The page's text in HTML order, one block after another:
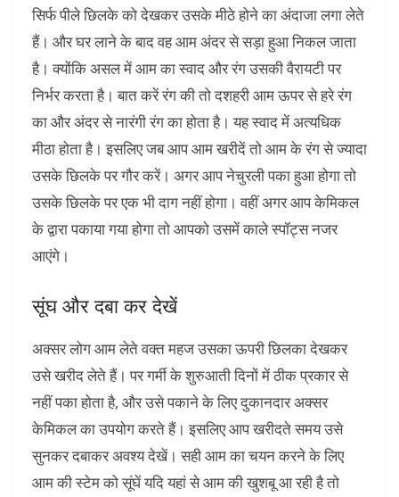
सिर्फ पीले छिलके को देखकर उसके मीठे होने का अंदाजा लगा लेते
हैं। और घर लाने के बाद वह आम अंदर से सड़ा हुआ निकल जाता
है। क्योंकि असल में आम का स्वाद और रंग उसकी वैरायटी पर
निर्भर करता है। बात करें रंग की तो दशहरी आम ऊपर से हरे रंग
का और अंदर से नारंगी रंग का होता है। यह स्वाद में अत्यधिक
मीठा होता है। इसलिए जब आप आम खरीदें तो आम के रंग से ज्‍यादा
उसके छिलके पर गौर करें। अगर आप नेचुरली पका हुआ होगा तो
उसके छिलके पर एक भी दाग नहीं होगा। वहीं अगर आप केमिकल
के द्वारा पकाया गया होगा तो आपको उसमें काले स्‍पॉट्स नजर
आएंगे।
सूंघ और दबा कर देखें
अक्सर लोग आम लेते वक्त महज उसका ऊपरी छिलका देखकर
उसे खरीद लेते हैं। पर गर्मी के शुरुआती दिनों में ठीक प्रकार से
नहीं पका होता है, और उसे पकाने के लिए दुकानदार अक्सर
केमिकल का उपयोग करते हैं। इसलिए आप खरीदते समय उसे
सुनकर दबाकर अवश्य देखें। सही आम का चयन करने के लिए
आम की स्‍टेम को सूंघें यदि यहां से आम की खुशबू आ रही है तो